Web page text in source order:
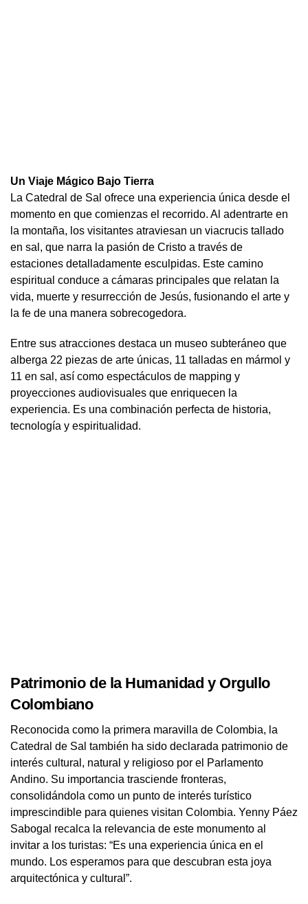
Un Viaje Mágico Bajo Tierra
La Catedral de Sal ofrece una experiencia única desde el
momento en que comienzas el recorrido. Al adentrarte en
la montaña, los visitantes atraviesan un viacrucis tallado
en sal, que narra la pasión de Cristo a través de
estaciones detalladamente esculpidas. Este camino
espiritual conduce a cámaras principales que relatan la
vida, muerte y resurrección de Jesús, fusionando el arte y
la fe de una manera sobrecogedora.
Entre sus atracciones destaca un museo subteráneo que
alberga 22 piezas de arte únicas, 11 talladas en mármol y
11 en sal, así como espectáculos de mapping y
proyecciones audiovisuales que enriquecen la
experiencia. Es una combinación perfecta de historia,
tecnología y espiritualidad.
Patrimonio de la Humanidad y Orgullo
Colombiano
Reconocida como la primera maravilla de Colombia, la
Catedral de Sal también ha sido declarada patrimonio de
interés cultural, natural y religioso por el Parlamento
Andino. Su importancia trasciende fronteras,
consolidándola como un punto de interés turístico
imprescindible para quienes visitan Colombia. Yenny Páez
Sabogal recalca la relevancia de este monumento al
invitar a los turistas: “Es una experiencia única en el
mundo. Los esperamos para que descubran esta joya
arquitectónica y cultural”.